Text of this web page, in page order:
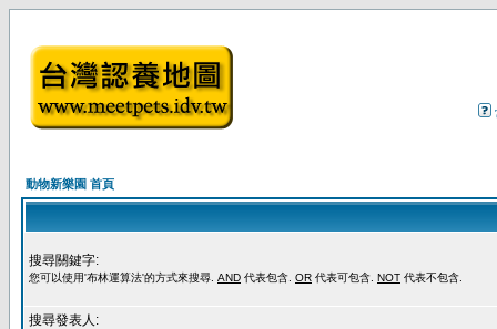
動物新樂園 首頁
搜尋關鍵字:
您可以使用'布林運算法'的方式來搜尋. AND 代表包含. OR 代表可包含. NOT 代表不包含.
搜尋發表人: